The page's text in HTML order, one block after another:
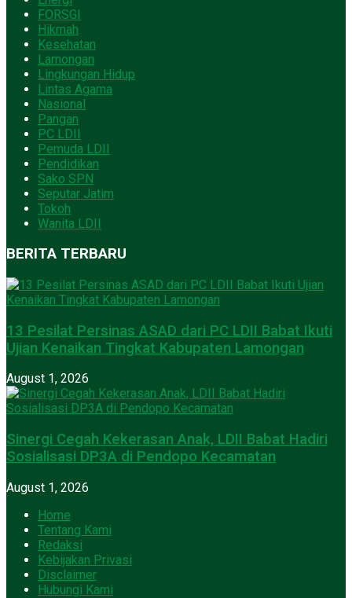
FORSGI
Hikmah
Kesehatan
Lamongan
Lingkungan Hidup
Lintas Agama
Nasional
Pangan
PC LDII
Pemuda LDII
Pendidikan
Sako SPN
Seputar Jatim
Tokoh
Wanita LDII
BERITA TERBARU
13 Pesilat Persinas ASAD dari PC LDII Babat Ikuti
Ujian Kenaikan Tingkat Kabupaten Lamongan
August 1, 2026
Sinergi Cegah Kekerasan Anak, LDII Babat Hadiri
Sosialisasi DP3A di Pendopo Kecamatan
August 1, 2026
Home
Tentang Kami
Redaksi
Kebijakan Privasi
Disclaimer
Hubungi Kami